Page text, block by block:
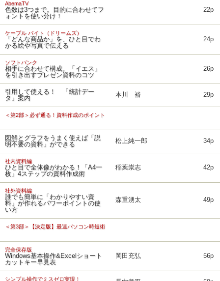
AbemaTV
色数は3つまで。目的に合わせてフ
ォントを使い分け！
22p
ケーブル バイト（ドリームズ）
「どんな商品か」を、ひと目でわ
かる絵や写真で伝える
24p
ソフトバンク
相手に合わせて構成。「イエス」
を引き出すプレゼン資料のコツ
26p
引用して使える！ 「統計デー
タ」案内
本川 裕 29p
＜第2部＞必ず通る！資料作成のポイント
図解とグラフをうまく使えば「説
明不要の資料」ができる
松上純一郎 34p
社内資料編
ひと目で全体像がわかる！「A4一
枚」4ステップの資料作成術
稲葉崇志 42p
社外資料編
誰でも簡単に「わかりやすい資
料」が作れるパワーポイントの使
い方
森重湧太 49p
＜第3部＞【決定版】最速パソコン時短術
完全保存版
Windows基本操作&Excelショート
カットキー早見表
岡田充弘 56p
シンプル操作でミスゼロ実現！